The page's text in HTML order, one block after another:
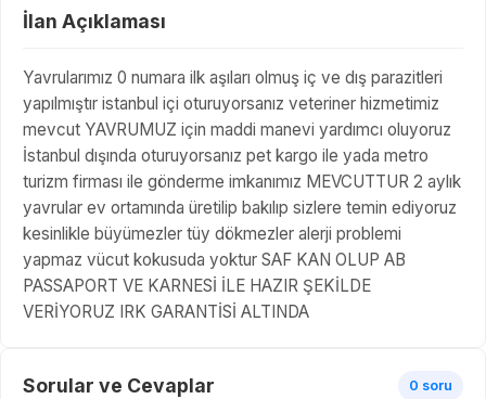
İlan Açıklaması
Yavrularımız 0 numara ilk aşıları olmuş iç ve dış parazitleri
yapılmıştır istanbul içi oturuyorsanız veteriner hizmetimiz
mevcut YAVRUMUZ için maddi manevi yardımcı oluyoruz
İstanbul dışında oturuyorsanız pet kargo ile yada metro
turizm firması ile gönderme imkanımız MEVCUTTUR 2 aylık
yavrular ev ortamında üretilip bakılıp sizlere temin ediyoruz
kesinlikle büyümezler tüy dökmezler alerji problemi
yapmaz vücut kokusuda yoktur SAF KAN OLUP AB
PASSAPORT VE KARNESİ İLE HAZIR ŞEKİLDE
VERİYORUZ IRK GARANTİSİ ALTINDA
Sorular ve Cevaplar 0 soru